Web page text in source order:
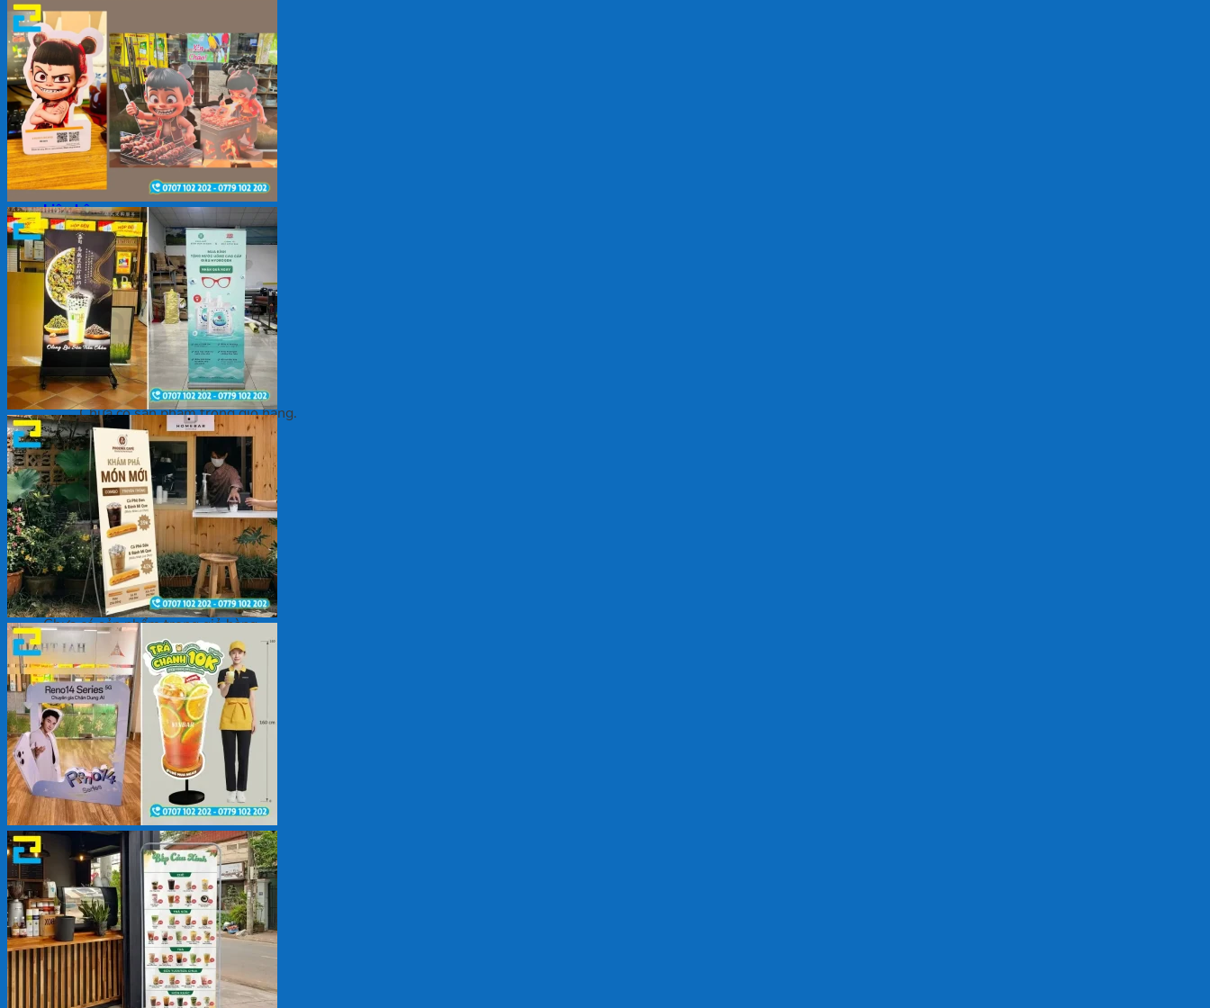
Backdrop
In Tem Nhãn
In Decal
Tin tức
Tin Tức In Kỹ Thuật Số
Tin Tức In UV
Tin tức công ty
Tuyển dụng
Câu hỏi thường gặp
Liên hệ
Tìm
kiếm:
Giỏ hàng /0₫
Chưa có sản phẩm trong giỏ hàng.
Quay trở lại cửa hàng
Giỏ hàng
Chưa có sản phẩm trong giỏ hàng.
Quay trở lại cửa hàng